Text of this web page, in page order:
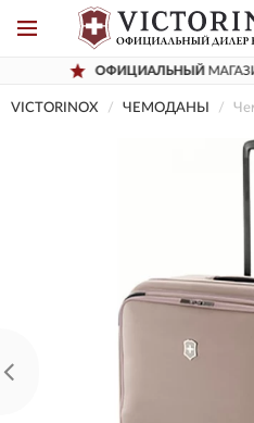
МАГАЗИН VICTORINOX
VICTORINOX ЧЕМОДАНЫ